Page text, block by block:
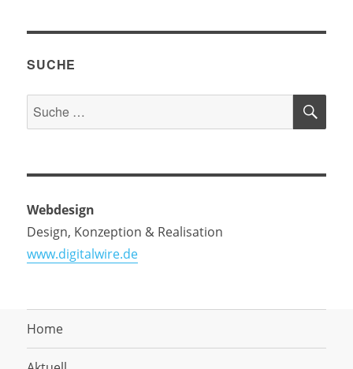
SUCHE
Suche
nach:
Webdesign
Design, Konzeption & Realisation
www.digitalwire.de
Home